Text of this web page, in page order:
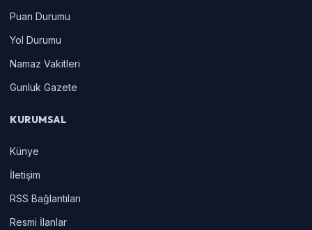
Puan Durumu
Yol Durumu
Namaz Vakitleri
Gunluk Gazete
KURUMSAL
Künye
İletişim
RSS Bağlantıları
Resmi İlanlar